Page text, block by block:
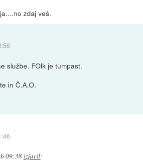
zdaj veš.
službe. FOlk je tumpast.
in Č.A.O.
09:38izjavil: